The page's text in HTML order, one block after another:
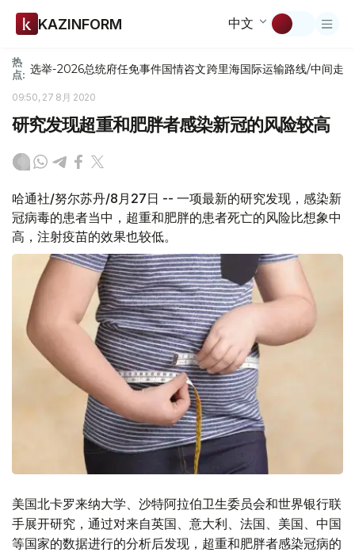
KAZINFORM 中文
热
点: 选举-2026总统府任免事件国情咨文跨里海国际运输路线/中间走廊
09:50, 27 8月 2020
研究发现超重和肥胖者感染新冠的风险较高
哈通社/努尔苏丹/8月27日 -- 一项最新的研究发现，感染新
冠病毒的患者当中，超重和肥胖的患者死亡的风险比想象中
高，注射疫苗的效果也较低。
美国北卡罗来纳大学、沙特阿拉伯卫生委员会和世界银行联
手展开研究，通过对来自英国、意大利、法国、美国、中国
等国家的数据进行的分析后发现，超重和肥胖者感染冠病的